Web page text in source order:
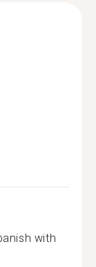
with